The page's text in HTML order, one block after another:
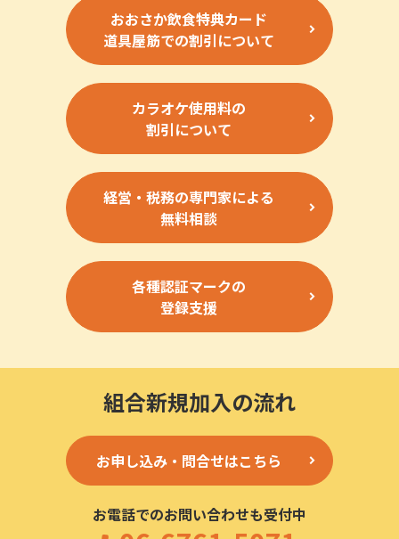
おおさか飲食特典カード
道具屋筋での割引について
カラオケ使用料の
割引について
経営・税務の専門家による
無料相談
各種認証マークの
登録支援
組合新規加入の流れ
お申し込み・問合せはこちら
お電話でのお問い合わせも受付中